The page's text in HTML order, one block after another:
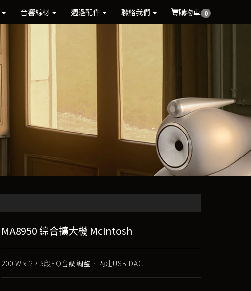
音響線材 週邊配件 聯絡我們 購物車 0
MA8950 綜合擴大機 McIntosh
200 W x 2，5段EQ音調調整、內建USB DAC